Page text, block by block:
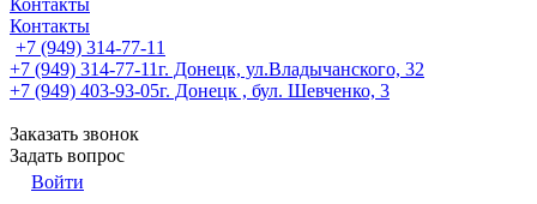
Контакты
Контакты
+7 (949) 314-77-11
+7 (949) 314-77-11г. Донецк, ул.Владычанского, 32
+7 (949) 403-93-05г. Донецк , бул. Шевченко, 3
Заказать звонок
Задать вопрос
Войти